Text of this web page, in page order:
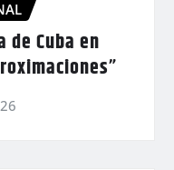
de Cuba en